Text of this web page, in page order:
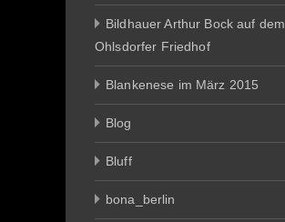
Bildhauer Arthur Bock auf dem
Ohlsdorfer Friedhof
Blankenese im März 2015
Blog
Bluff
bona_berlin